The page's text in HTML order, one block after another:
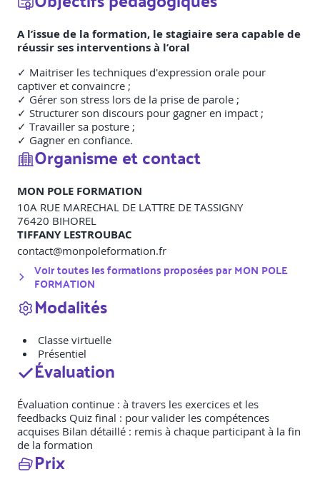
A l’issue de la formation, le stagiaire sera capable de
réussir ses interventions à l’oral
✓ Maitriser les techniques d'expression orale pour
captiver et convaincre ;
✓ Gérer son stress lors de la prise de parole ;
✓ Structurer son discours pour gagner en impact ;
✓ Travailler sa posture ;
✓ Gagner en confiance.
Organisme et contact
MON POLE FORMATION
10A RUE MARECHAL DE LATTRE DE TASSIGNY
76420 BIHOREL
TIFFANY LESTROUBAC
contact@monpoleformation.fr
Voir toutes les formations proposées parMON POLE
FORMATION
Modalités
Classe virtuelle
Présentiel
Évaluation
Évaluation continue : à travers les exercices et les
feedbacks Quiz final : pour valider les compétences
acquises Bilan détaillé : remis à chaque participant à la fin
de la formation
Prix